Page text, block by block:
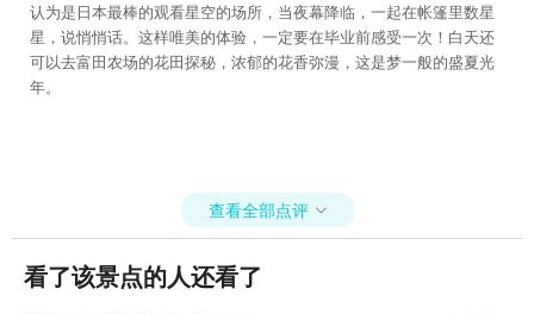
认为是日本最棒的观看星空的场所，当夜幕降临，一起在帐篷里数星
星，说悄悄话。这样唯美的体验，一定要在毕业前感受一次！白天还
可以去富田农场的花田探秘，浓郁的花香弥漫，这是梦一般的盛夏光
年。
查看全部点评 
看了该景点的人还看了